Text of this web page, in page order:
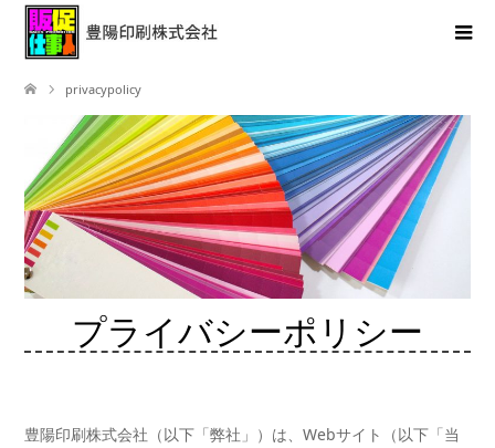
privacypolicy
プライバシーポリシー
豊陽印刷株式会社（以下「弊社」）は、Webサイト（以下「当